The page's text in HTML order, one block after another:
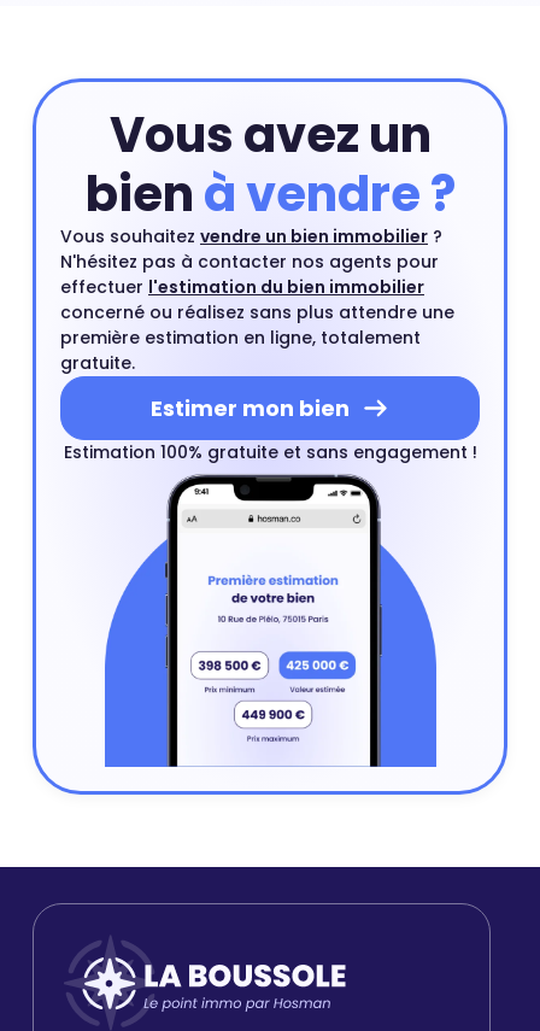
gratuit et sans engagement.
Vous avez un
bienà vendre ?
Vous souhaitez vendre un bien immobilier ?
N'hésitez pas à contacter nos agents pour
effectuer l'estimation du bien immobilier
concerné ou réalisez sans plus attendre une
première estimation en ligne, totalement
gratuite.
Estimer mon bien
Estimation 100% gratuite et sans engagement !